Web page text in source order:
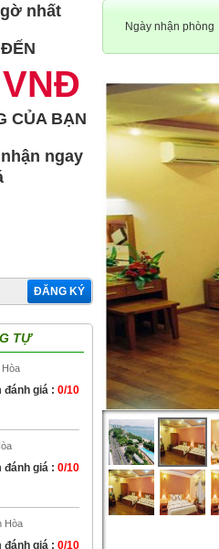
nhất
CỦA BẠN
ngay
ĐĂNG KÝ
TỰ
Hòa
đánh giá : 0/10
đánh giá : 0/10
Hòa
đánh giá : 0/10
Ngày nhận phòng